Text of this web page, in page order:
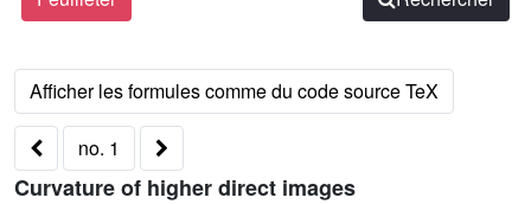
no. 1
Curvature of higher direct images